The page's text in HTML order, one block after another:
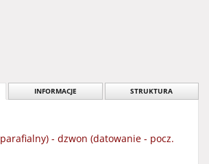
INFORMACJE STRUKTURA
parafialny) - dzwon (datowanie - pocz.